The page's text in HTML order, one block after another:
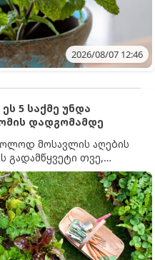
2026/08/07 12:46
5 საქმე უნდა
დადგომამდე
მოსავლის აღების
გადამწყვეტი თვე,
მომავალი წლის
შემოდგომა-
იმისათვის, რომ
ხოლო
გაუძლონ, აგვისტოს
საქმის გაკეთება